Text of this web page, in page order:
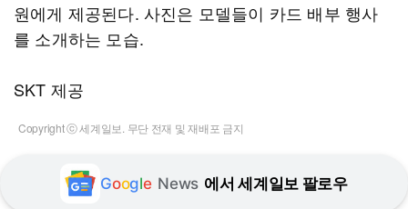
원에게 제공된다. 사진은 모델들이 카드 배부 행사
를 소개하는 모습.
SKT 제공
Copyright ⓒ 세계일보. 무단 전재 및 재배포 금지
Google News 에서 세계일보 팔로우